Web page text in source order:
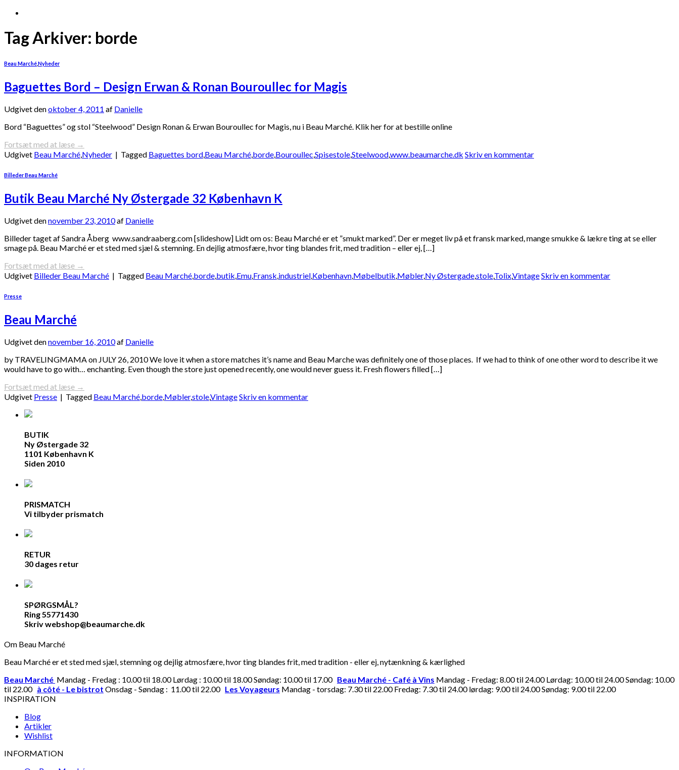
Tag Arkiver: borde
Beau MarchéNyheder
Baguettes Bord – Design Erwan & Ronan Bouroullec for Magis
Udgivet denoktober 4, 2011 af Danielle
Bord “Baguettes” og stol “Steelwood” Design Ronan & Erwan Bouroullec for Magis, nu i Beau Marché. Klik her for at bestille online
Fortsæt med at læse →
Udgivet Beau Marché,Nyheder | Tagged Baguettes bord,Beau Marché,borde,Bouroullec,Spisestole,Steelwood,www.beaumarche.dk Skriv en kommentar
Billeder Beau Marché
Butik Beau Marché Ny Østergade 32 København K
Udgivet dennovember 23, 2010af Danielle
Billeder taget af Sandra Åberg www.sandraaberg.com [slideshow] Lidt om os: Beau Marché er et ”smukt marked”. Der er meget liv på et fransk marked, mange smukke & lækre ting at se eller
smage på. Beau Marché er et sted med sjæl & stemning. En dejlig atmosfære, hvor ting blandes frit, med tradition – eller ej, […]
Fortsæt med at læse →
Udgivet Billeder Beau Marché | Tagged Beau Marché,borde,butik,Emu,Fransk,industriel,København,Møbelbutik,Møbler,Ny Østergade,stole,Tolix,VintageSkriv en kommentar
Presse
Beau Marché
Udgivet dennovember 16, 2010af Danielle
by TRAVELINGMAMA on JULY 26, 2010 We love it when a store matches it’s name and Beau Marche was definitely one of those places. If we had to think of one other word to describe it we
would have to go with… enchanting. Even though the store just opened recently, one would never guess it. Fresh flowers filled […]
Fortsæt med at læse →
Udgivet Presse | Tagged Beau Marché,borde,Møbler,stole,VintageSkriv en kommentar
BUTIK
Ny Østergade 32
1101 København K
Siden 2010
PRISMATCH
Vi tilbyder prismatch
RETUR
30 dages retur
SPØRGSMÅL?
Ring 55771430
Skriv webshop@beaumarche.dk
Om Beau Marché
Beau Marché er et sted med sjæl, stemning og dejlig atmosfære, hvor ting blandes frit, med tradition - eller ej, nytænkning & kærlighed
Beau Marché Mandag - Fredag : 10.00 til 18.00 Lørdag : 10.00 til 18.00 Søndag: 10.00 til 17.00 Beau Marché - Café à Vins Mandag - Fredag: 8.00 til 24.00 Lørdag: 10.00 til 24.00 Søndag: 10.00
til 22.00 à côté - Le bistrot Onsdag - Søndag : 11.00 til 22.00 Les Voyageurs Mandag - torsdag: 7.30 til 22.00 Fredag: 7.30 til 24.00 lørdag: 9.00 til 24.00 Søndag: 9.00 til 22.00
INSPIRATION
Blog
Artikler
Wishlist
INFORMATION